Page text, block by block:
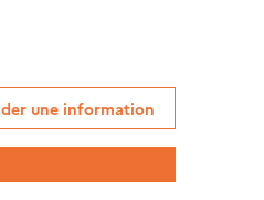
une information